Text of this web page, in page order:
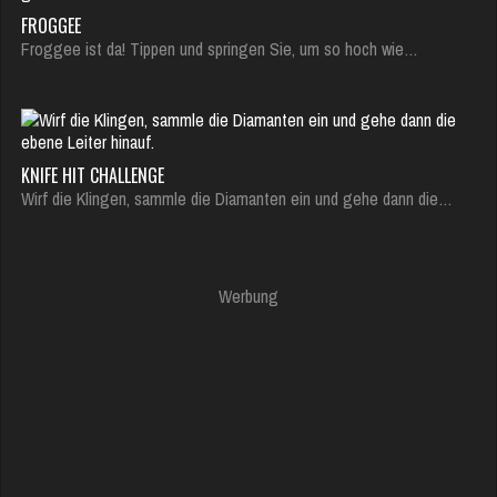
FROGGEE
Froggee ist da! Tippen und springen Sie, um so hoch wie…
KNIFE HIT CHALLENGE
Wirf die Klingen, sammle die Diamanten ein und gehe dann die…
Werbung